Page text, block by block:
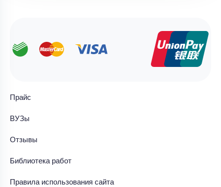
Прайс
ВУЗы
Отзывы
Библиотека работ
Правила использования сайта